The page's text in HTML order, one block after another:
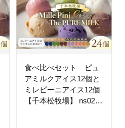
食べ比べセット ピュ
アミルクアイス12個と
ミレピーニアイス12個
【千本松牧場】 ns025-